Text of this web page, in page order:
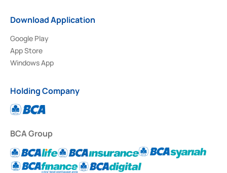
Download Application
Google Play
App Store
Windows App
Holding Company
BCA Group